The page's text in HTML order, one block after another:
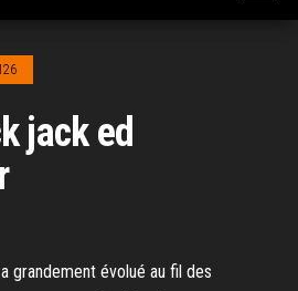
jack ed
grandement évolué au fil des